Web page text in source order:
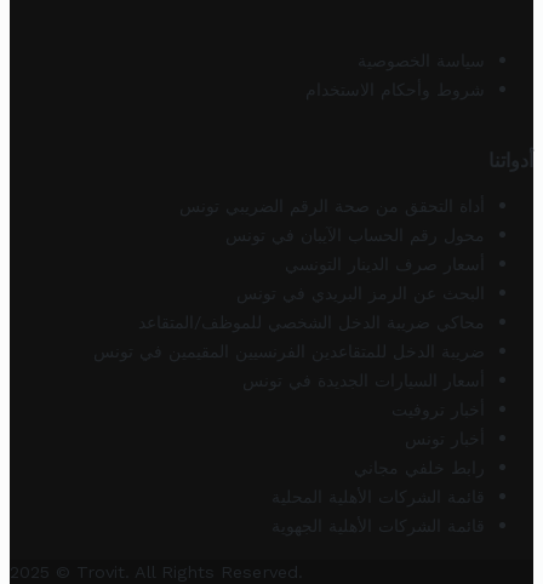
سياسة الخصوصية
شروط وأحكام الاستخدام
أدواتنا
أداة التحقق من صحة الرقم الضريبي تونس
محول رقم الحساب الآيبان في تونس
أسعار صرف الدينار التونسي
البحث عن الرمز البريدي في تونس
محاكي ضريبة الدخل الشخصي للموظف/المتقاعد
ضريبة الدخل للمتقاعدين الفرنسيين المقيمين في تونس
أسعار السيارات الجديدة في تونس
أخبار تروفيت
أخبار تونس
رابط خلفي مجاني
قائمة الشركات الأهلية المحلية
قائمة الشركات الأهلية الجهوية
2025 © Trovit. All Rights Reserved.